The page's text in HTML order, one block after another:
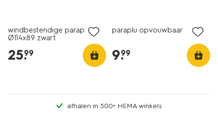
windbestendige paraplu
Ø114x89 zwart
25.
99
paraplu opvouwbaar
9.
99
afhalen in 500+ HEMA winkels